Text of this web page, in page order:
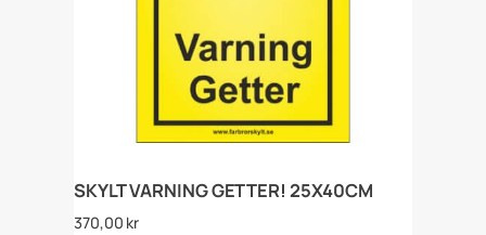
SKYLT VARNING GETTER! 25X40CM
370,00 kr